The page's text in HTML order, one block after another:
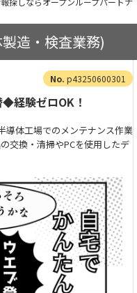
造・検査業務)
p43250600301
経験ゼロOK！
導体工場でのメンテナンス作業
交換・清掃やPCを使用したデ